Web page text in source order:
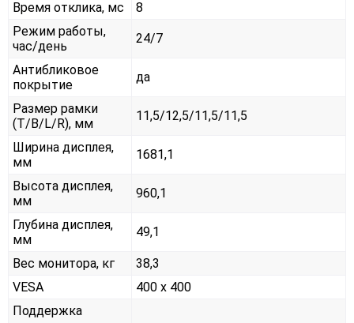
Время отклика, мс
8
Режим работы,
час/день
24/7
Антибликовое
покрытие
да
Размер рамки
(T/B/L/R), мм
11,5/12,5/11,5/11,5
Ширина дисплея,
мм
1681,1
Высота дисплея,
мм
960,1
Глубина дисплея,
мм
49,1
Вес монитора, кг
38,3
VESA
400 x 400
Поддержка